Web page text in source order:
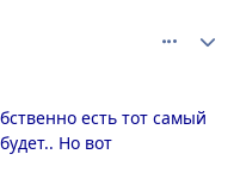
есть тот самый
Но вот